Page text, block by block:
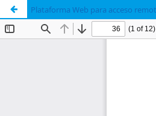
Plataforma Web para acceso